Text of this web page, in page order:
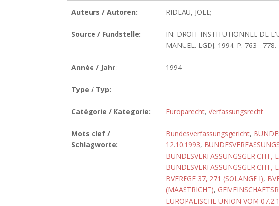
Auteurs / Autoren: RIDEAU, JOEL;
Source / Fundstelle:
IN: DROIT INSTITUTIONNEL DE
MANUEL. LGDJ. 1994. P. 763 - 778.
Année / Jahr: 1994
Type / Typ:
Catégorie / Kategorie: Europarecht, Verfassungsrecht
Mots clef /
Schlagworte:
Bundesverfassungsgericht,
12.10.1993,
BVERFGE 37, 271 (SOLANGE I),
(MAASTRICHT),
EUROPAEISCHE UNION VOM